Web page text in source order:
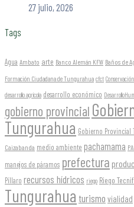
27 julio, 2026
Tags
Agua Ambato arte Banco Alemán KFW Baños de
Formación Ciudadana de Tungurahua cfct
desarrollo agrícola desarrollo económico
gobierno provincial
Tungurahua Gobierno Provincial
Caizabanda medio ambiente pachamama
manejos de páramos prefectura
Píllaro recursos hídricos riego Riego
Tungurahua turismo vialidad